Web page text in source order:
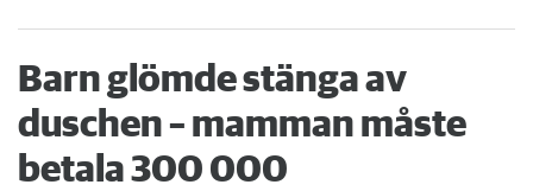
Barn glömde stänga av
duschen – mamman måste
betala 300 000